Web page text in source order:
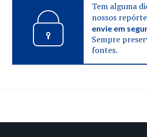
Tem alguma
nossos
envie em
Sempre
fontes.